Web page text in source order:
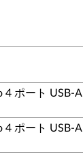
4 ポート USB-A
4 ポート USB-A